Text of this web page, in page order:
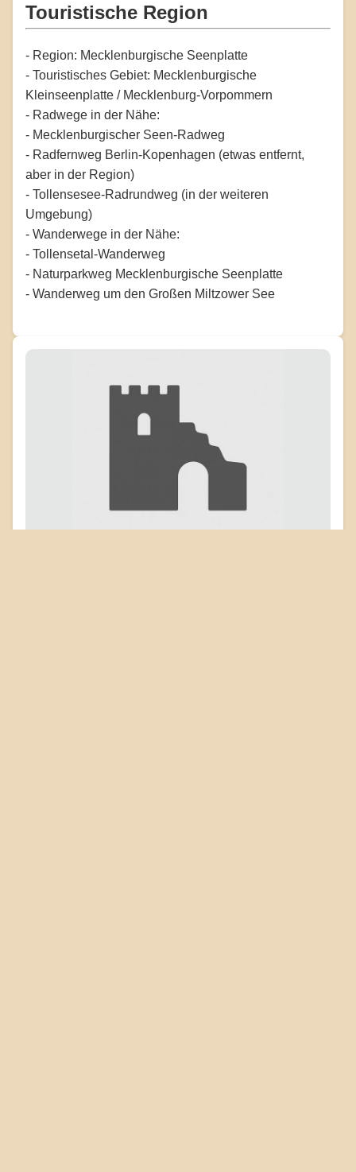
Touristische Region
- Region: Mecklenburgische Seenplatte
- Touristisches Gebiet: Mecklenburgische
Kleinseenplatte / Mecklenburg-Vorpommern
- Radwege in der Nähe:
- Mecklenburgischer Seen-Radweg
- Radfernweg Berlin-Kopenhagen (etwas entfernt,
aber in der Region)
- Tollensesee-Radrundweg (in der weiteren
Umgebung)
- Wanderwege in der Nähe:
- Tollensetal-Wanderweg
- Naturparkweg Mecklenburgische Seenplatte
- Wanderweg um den Großen Miltzower See